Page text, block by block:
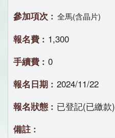
全馬(含晶片)
1,300
0
2024/11/22
已登記(已繳款)